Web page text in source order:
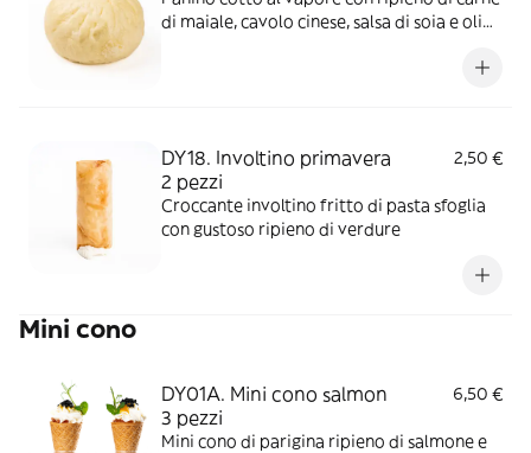
di maiale, cavolo cinese, salsa di soia e olio
DY18. Involtino primavera
2 pezzi
2,50 €
Croccante involtino fritto di pasta sfoglia
con gustoso ripieno di verdure
Mini cono
DY01A. Mini cono salmon
3 pezzi
6,50 €
Mini cono di parigina ripieno di salmone e